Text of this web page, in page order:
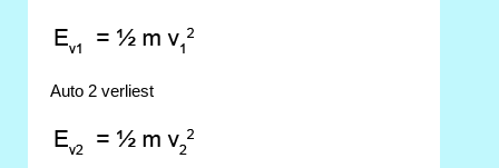
Auto 2 verliest